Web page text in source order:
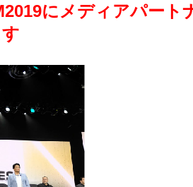
にメディアパート